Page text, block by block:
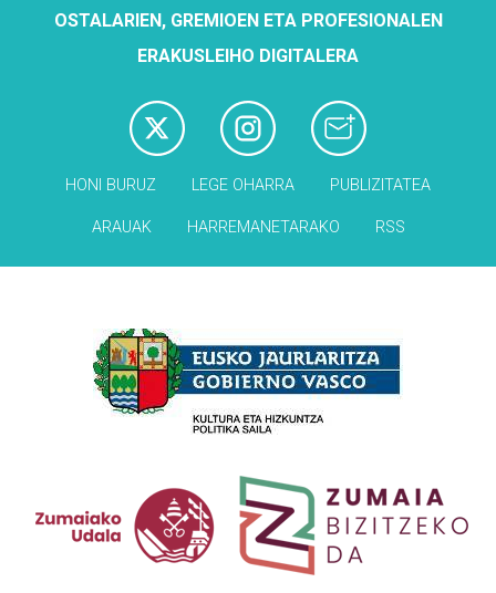
OSTALARIEN, GREMIOEN ETA PROFESIONALEN
ERAKUSLEIHO DIGITALERA
HONI BURUZ LEGE OHARRA PUBLIZITATEA
ARAUAK HARREMANETARAKO RSS